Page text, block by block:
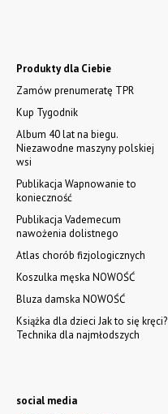
Produkty dla Ciebie
Zamów prenumeratę TPR
Kup Tygodnik
Album 40 lat na biegu.
Niezawodne maszyny polskiej
wsi
Publikacja Wapnowanie to
konieczność
Publikacja Vademecum
nawożenia dolistnego
Atlas chorób fizjologicznych
Koszulka męska NOWOŚĆ
Bluza damska NOWOŚĆ
Książka dla dzieci Jak to się kręci?
Technika dla najmłodszych
social media